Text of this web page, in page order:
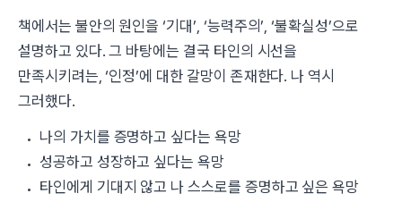
책에서는 불안의 원인을 ‘기대’, ‘능력주의’, ‘불확실성’으로
설명하고 있다. 그 바탕에는 결국 타인의 시선을
만족시키려는, ‘인정’에 대한 갈망이 존재한다. 나 역시
그러했다.
나의 가치를 증명하고 싶다는 욕망
성공하고 성장하고 싶다는 욕망
타인에게 기대지 않고 나 스스로를 증명하고 싶은 욕망